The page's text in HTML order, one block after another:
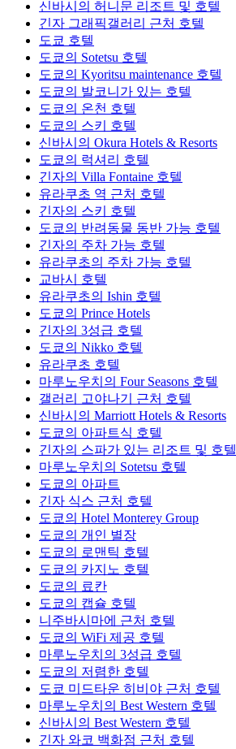
신바시의 허니문 리조트 및 호텔
긴자 그래픽갤러리 근처 호텔
도쿄 호텔
도쿄의 Sotetsu 호텔
도쿄의 Kyoritsu maintenance 호텔
도쿄의 발코니가 있는 호텔
도쿄의 온천 호텔
도쿄의 스키 호텔
신바시의 Okura Hotels & Resorts
도쿄의 럭셔리 호텔
긴자의 Villa Fontaine 호텔
유라쿠초 역 근처 호텔
긴자의 스키 호텔
도쿄의 반려동물 동반 가능 호텔
긴자의 주차 가능 호텔
유라쿠초의 주차 가능 호텔
교바시 호텔
유라쿠초의 Ishin 호텔
도쿄의 Prince Hotels
긴자의 3성급 호텔
도쿄의 Nikko 호텔
유라쿠초 호텔
마루노우치의 Four Seasons 호텔
갤러리 고야나기 근처 호텔
신바시의 Marriott Hotels & Resorts
도쿄의 아파트식 호텔
긴자의 스파가 있는 리조트 및 호텔
마루노우치의 Sotetsu 호텔
도쿄의 아파트
긴자 식스 근처 호텔
도쿄의 Hotel Monterey Group
도쿄의 개인 별장
도쿄의 로맨틱 호텔
도쿄의 카지노 호텔
도쿄의 료칸
도쿄의 캡슐 호텔
니주바시마에 근처 호텔
도쿄의 WiFi 제공 호텔
마루노우치의 3성급 호텔
도쿄의 저렴한 호텔
도쿄 미드타운 히비야 근처 호텔
마루노우치의 Best Western 호텔
신바시의 Best Western 호텔
긴자 와코 백화점 근처 호텔